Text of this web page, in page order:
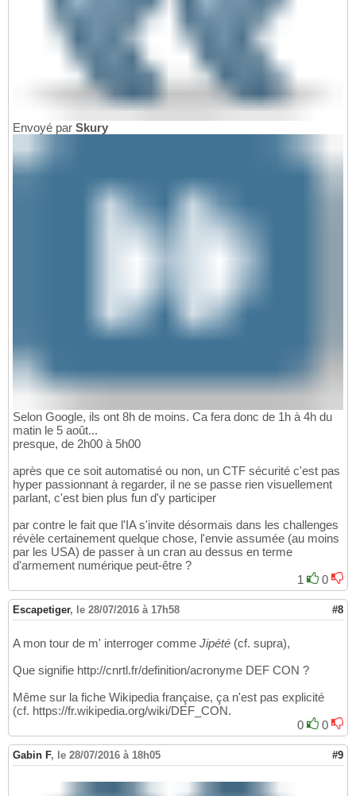
Envoyé par Skury
Selon Google, ils ont 8h de moins. Ca fera donc de 1h à 4h du
matin le 5 août...
presque, de 2h00 à 5h00
après que ce soit automatisé ou non, un CTF sécurité c'est pas
hyper passionnant à regarder, il ne se passe rien visuellement
parlant, c'est bien plus fun d'y participer
par contre le fait que l'IA s'invite désormais dans les challenges
révèle certainement quelque chose, l'envie assumée (au moins
par les USA) de passer à un cran au dessus en terme
d'armement numérique peut-être ?
1
0
Escapetiger, le 28/07/2016 à 17h58 #8
A mon tour de m' interroger comme Jipété (cf. supra),
Que signifie http://cnrtl.fr/definition/acronyme DEF CON ?
Même sur la fiche Wikipedia française, ça n'est pas explicité
(cf. https://fr.wikipedia.org/wiki/DEF_CON.
0
0
Gabin F, le 28/07/2016 à 18h05 #9